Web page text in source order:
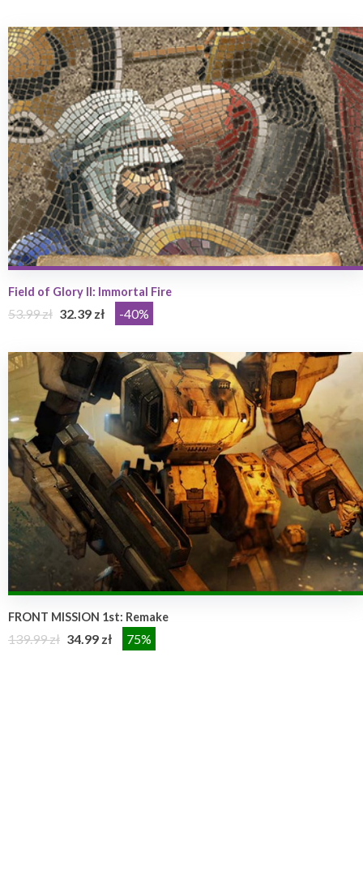
Field of Glory II: Immortal Fire
53.99 zł 32.39 zł -40%
FRONT MISSION 1st: Remake
139.99 zł 34.99 zł 75%